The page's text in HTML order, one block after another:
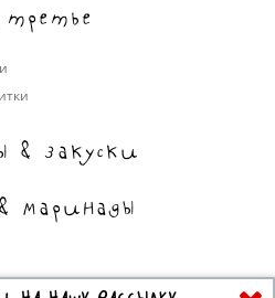
& закуски
маринады